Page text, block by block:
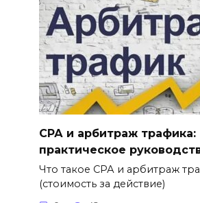
СРА и арбитраж трафика:
практическое
Что такое СРА и арбитраж
(стоимость за действие)